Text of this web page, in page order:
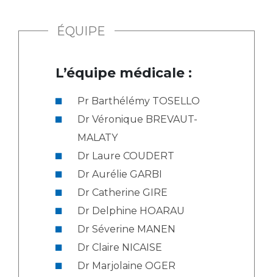
ÉQUIPE
L’équipe médicale :
Pr Barthélémy TOSELLO
Dr Véronique BREVAUT-
MALATY
Dr Laure COUDERT
Dr Aurélie GARBI
Dr Catherine GIRE
Dr Delphine HOARAU
Dr Séverine MANEN
Dr Claire NICAISE
Dr Marjolaine OGER